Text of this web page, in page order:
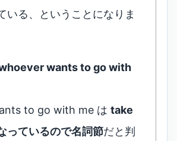
いる、ということになりま
wants to go with
to go with me は take
っているので名詞節だと判